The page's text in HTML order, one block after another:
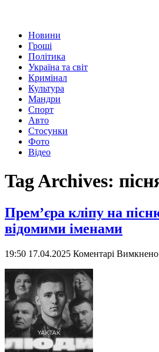
Новини
Гроші
Політика
Україна та світ
Кримінал
Культура
Мандри
Спорт
Авто
Стосунки
Фото
Відео
Tag Archives:
Прем’єра кліпу на
відомими іменами
19:50 17.04.2025 Коментарі Вимкнено